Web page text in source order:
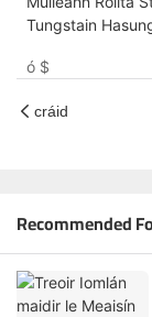
Tungstain
ó $
cráid
Recommended